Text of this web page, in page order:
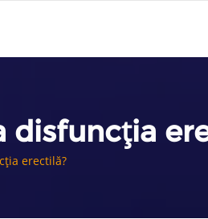
disfuncția
erectilă?